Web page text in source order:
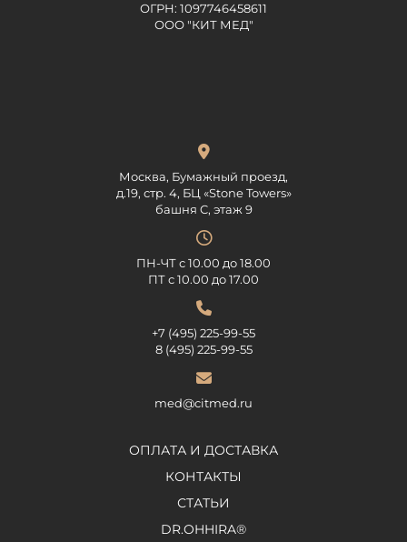
ОГРН: 1097746458611
ООО "КИТ МЕД"
Москва, Бумажный проезд,
д.19, стр. 4, БЦ «Stone Towers»
башня C, этаж 9
ПН-ЧТ с 10.00 до 18.00
ПТ с 10.00 до 17.00
+7 (495) 225-99-55
8 (495) 225-99-55
med@citmed.ru
ОПЛАТА И ДОСТАВКА
КОНТАКТЫ
СТАТЬИ
DR.OHHIRA®